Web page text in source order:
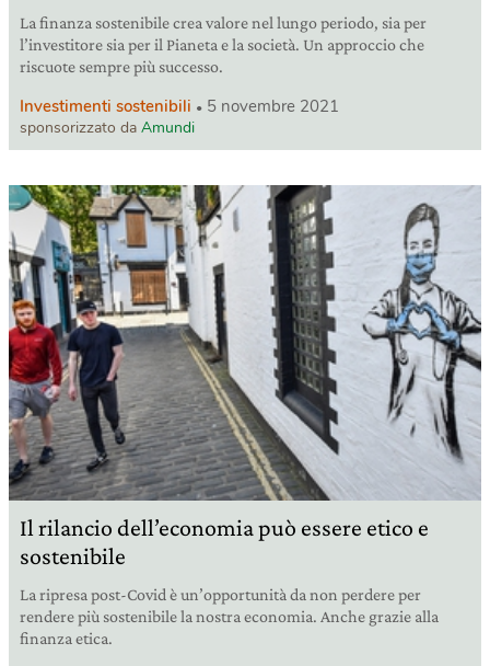
La finanza sostenibile crea valore nel lungo periodo, sia per
l’investitore sia per il Pianeta e la società. Un approccio che
riscuote sempre più successo.
Investimenti sostenibili 5 novembre 2021
sponsorizzato da Amundi
Il rilancio dell’economia può essere etico e
sostenibile
La ripresa post-Covid è un’opportunità da non perdere per
rendere più sostenibile la nostra economia. Anche grazie alla
finanza etica.